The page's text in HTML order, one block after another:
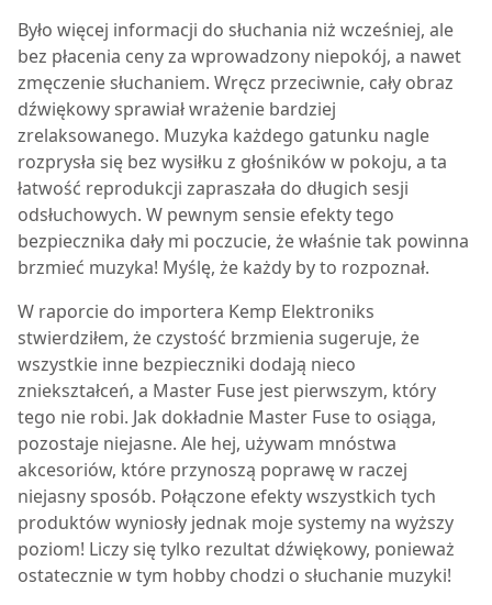
Było więcej informacji do słuchania niż wcześniej, ale
bez płacenia ceny za wprowadzony niepokój, a nawet
zmęczenie słuchaniem. Wręcz przeciwnie, cały obraz
dźwiękowy sprawiał wrażenie bardziej
zrelaksowanego. Muzyka każdego gatunku nagle
rozprysła się bez wysiłku z głośników w pokoju, a ta
łatwość reprodukcji zapraszała do długich sesji
odsłuchowych. W pewnym sensie efekty tego
bezpiecznika dały mi poczucie, że właśnie tak powinna
brzmieć muzyka! Myślę, że każdy by to rozpoznał.
W raporcie do importera Kemp Elektroniks
stwierdziłem, że czystość brzmienia sugeruje, że
wszystkie inne bezpieczniki dodają nieco
zniekształceń, a Master Fuse jest pierwszym, który
tego nie robi. Jak dokładnie Master Fuse to osiąga,
pozostaje niejasne. Ale hej, używam mnóstwa
akcesoriów, które przynoszą poprawę w raczej
niejasny sposób. Połączone efekty wszystkich tych
produktów wyniosły jednak moje systemy na wyższy
poziom! Liczy się tylko rezultat dźwiękowy, ponieważ
ostatecznie w tym hobby chodzi o słuchanie muzyki!